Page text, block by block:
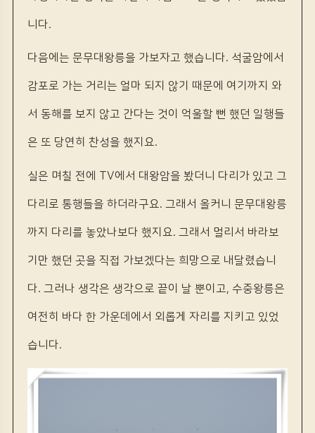
니다.
다음에는 문무대왕릉을 가보자고 했습니다. 석굴암에서
감포로 가는 거리는 얼마 되지 않기 때문에 여기까지 와
서 동해를 보지 않고 간다는 것이 억울할 뻔 했던 일행들
은 또 당연히 찬성을 했지요.
실은 며칠 전에 TV에서 대왕암을 봤더니 다리가 있고 그
다리로 통행들을 하더라구요. 그래서 올커니 문무대왕릉
까지 다리를 놓았나보다 했지요. 그래서 멀리서 바라보
기만 했던 곳을 직접 가보겠다는 희망으로 내달렸습니
다. 그러나 생각은 생각으로 끝이 날 뿐이고, 수중왕릉은
여전히 바다 한 가운데에서 외롭게 자리를 지키고 있었
습니다.